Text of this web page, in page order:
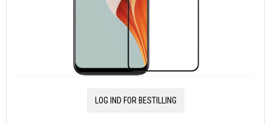
LOG IND FOR BESTILLING